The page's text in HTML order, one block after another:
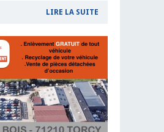
LIRE LA SUITE